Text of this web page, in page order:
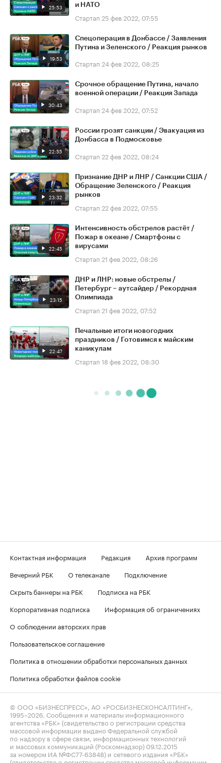
25:53
и НАТО
Стартап 25 фев 2022, 07:55
19:53
Спецоперация в Донбассе / Заявления
Путина и Зеленского / Реакция рынков
Стартап 24 фев 2022, 08:25
30:43
Срочное обращение Путина, начало
военной операции / Реакция Запада
Стартап 24 фев 2022, 07:52
22:55
России грозят санкции / Эвакуация из
Донбасса в Подмосковье
Стартап 22 фев 2022, 08:24
23:32
Признание ДНР и ЛНР / Санкции США /
Обращение Зеленского / Реакция
рынков
Стартап 22 фев 2022, 07:55
22:45
Интенсивность обстрелов растёт /
Пожар в океане / Смартфоны с
вирусами
Стартап 21 фев 2022, 08:26
23:15
ДНР и ЛНР: новые обстрелы /
Петербург – аутсайдер / Рекордная
Олимпиада
Стартап 21 фев 2022, 07:52
22:47
Печальные итоги новогодних
праздников / Готовимся к майским
каникулам
Стартап 18 фев 2022, 08:30
Контактная информация Редакция
Архив программ
Вечерний РБК
О телеканале
Подключение
Скрыть баннеры на РБК
Подписка на РБК
Корпоративная подписка
Информация об ограничениях
О соблюдении авторских прав
Пользовательское соглашение
Политика в отношении обработки персональных данных
Политика обработки файлов cookie
© ООО «БИЗНЕСПРЕСС», АО «РОСБИЗНЕСКОНСАЛТИНГ»,
1995–2026 . Сообщения и материалы информационного
агентства «РБК» (свидетельство о регистрации средства
массовой информации выдано Федеральной службой
по надзору в сфере связи, информационных технологий
и массовых коммуникаций (Роскомнадзор) 09.12.2015
за номером ИА №ФС77-63848) и сетевого издания «РБК»